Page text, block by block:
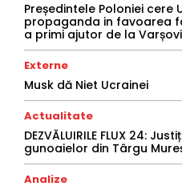
Președintele Poloniei cere
propaganda in favoarea
a primi ajutor de la
Externe
Musk dă Niet Ucrainei
Actualitate
DEZVĂLUIRILE FLUX 24:
gunoaielor din Târgu
Analize